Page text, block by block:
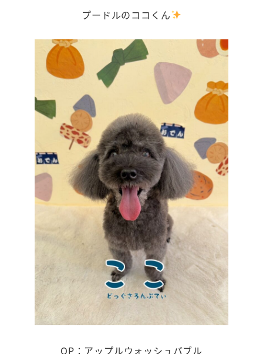
プードルのココくん
OP：アップルウォッシュバブル